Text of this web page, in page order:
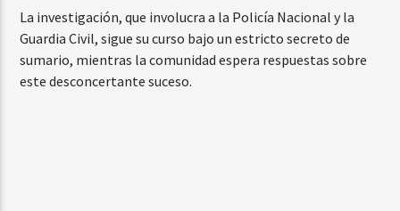
La investigación, que involucra a la Policía Nacional y la
Guardia Civil, sigue su curso bajo un estricto secreto de
sumario, mientras la comunidad espera respuestas sobre
este desconcertante suceso.